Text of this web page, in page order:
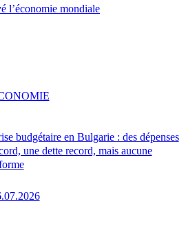
l’économie mondiale
budgétaire en Bulgarie : des dépenses
une dette record, mais aucune